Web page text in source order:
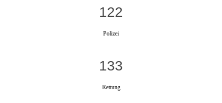
122
Polizei
133
Rettung